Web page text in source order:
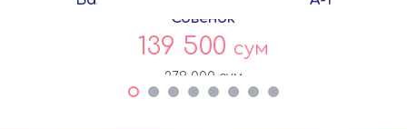
Совёнок
139 500 сум
279 000 сум